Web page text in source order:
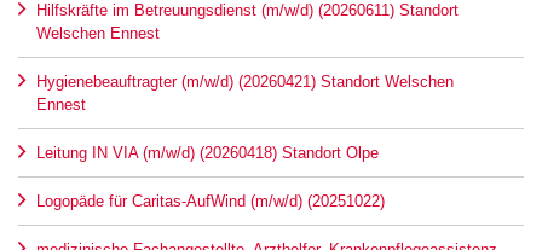
Hilfskräfte im Betreuungsdienst (m/w/d) (20260611) Standort
Welschen Ennest
Hygienebeauftragter (m/w/d) (20260421) Standort Welschen
Ennest
Leitung IN VIA (m/w/d) (20260418) Standort Olpe
Logopäde für Caritas-AufWind (m/w/d) (20251022)